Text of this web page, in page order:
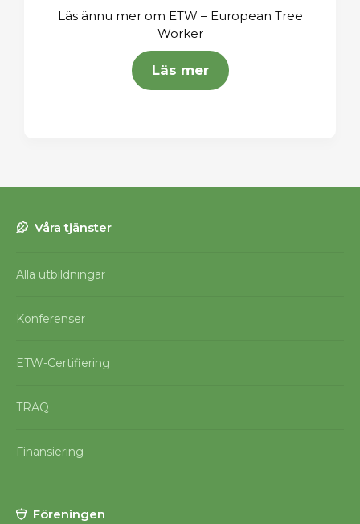
Läs ännu mer om ETW – European Tree
Worker
Läs mer
Våra tjänster
Alla utbildningar
Konferenser
ETW-Certifiering
TRAQ
Finansiering
Föreningen